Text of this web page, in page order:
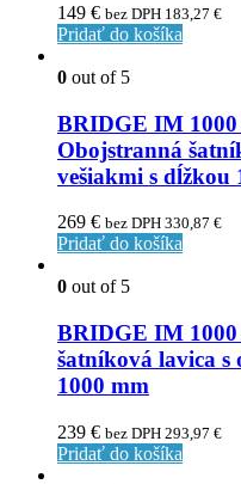
149 € bez DPH 183,27 €
Pridať do košíka
0 out of 5
BRIDGE IM
Obojstranná
vešiakmi s dĺžkou
269 € bez DPH 330,87 €
Pridať do košíka
0 out of 5
BRIDGE IM
šatníková lavica s
1000 mm
239 € bez DPH 293,97 €
Pridať do košíka